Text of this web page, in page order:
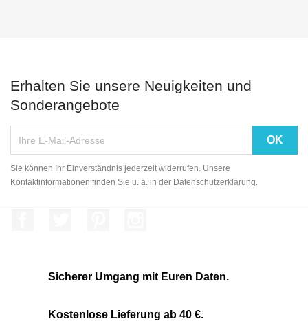
Erhalten Sie unsere Neuigkeiten und
Sonderangebote
Sie können Ihr Einverständnis jederzeit widerrufen. Unsere
Kontaktinformationen finden Sie u. a. in der Datenschutzerklärung.
Sicherer Umgang mit Euren Daten.
Kostenlose Lieferung ab 40 €.